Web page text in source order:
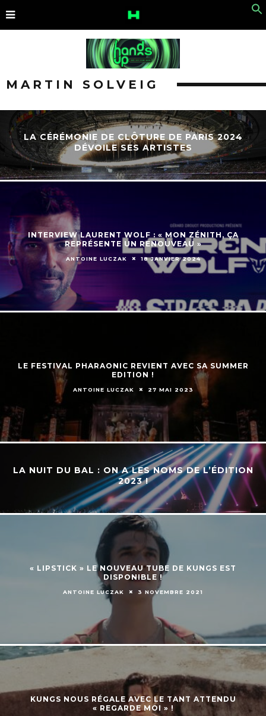
MARTIN SOLVEIG
LA CÉRÉMONIE DE CLÔTURE DE PARIS 2024
DÉVOILE SES ARTISTES
INTERVIEW LAURENT WOLF : « MON ZÉNITH, ÇA
REPRÉSENTE UN RENOUVEAU »
ANTOINE LUCZAK 18 JANVIER 2024
LE FESTIVAL PHARAONIC REVIENT AVEC SA SUMMER
EDITION !
ANTOINE LUCZAK 27 MAI 2023
LA NUIT DU BAL : ON A LES NOMS DE L’ÉDITION
2023 !
« LIPSTICK » LE NOUVEAU TUBE DE KUNGS EST
DISPONIBLE !
ANTOINE LUCZAK 3 NOVEMBRE 2021
KUNGS NOUS RÉGALE AVEC LE TANT ATTENDU
« REGARDE MOI » !